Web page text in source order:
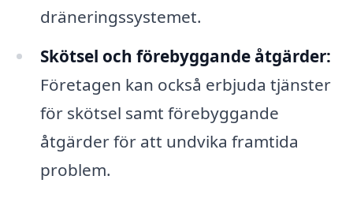
dräneringssystemet.
Skötsel och förebyggande åtgärder:
Företagen kan också erbjuda tjänster
för skötsel samt förebyggande
åtgärder för att undvika framtida
problem.